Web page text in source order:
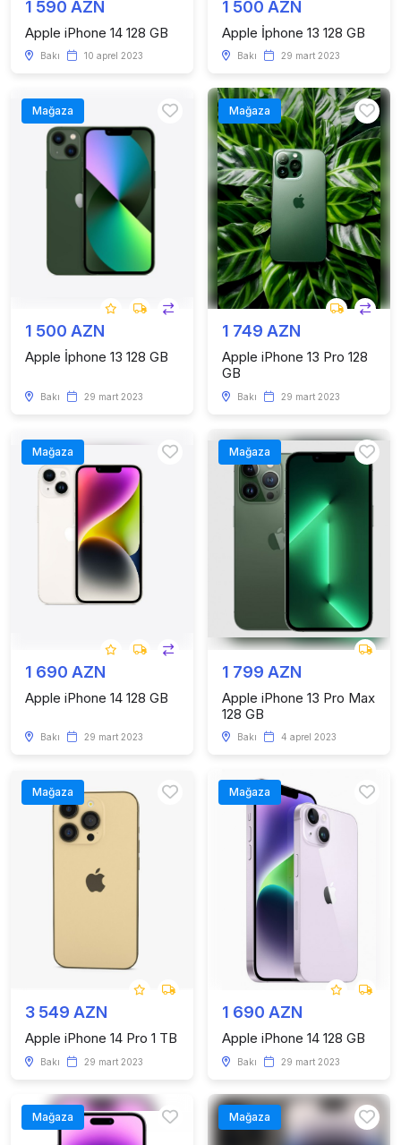
1 590 AZN
Apple iPhone 14 128 GB
Bakı 10 aprel 2023
1 500 AZN
Apple İphone 13 128 GB
Bakı 29 mart 2023
Mağaza
1 500 AZN
Apple İphone 13 128 GB
Bakı 29 mart 2023
Mağaza
1 749 AZN
Apple iPhone 13 Pro 128
GB
Bakı 29 mart 2023
Mağaza
1 690 AZN
Apple iPhone 14 128 GB
Bakı 29 mart 2023
Mağaza
1 799 AZN
Apple iPhone 13 Pro Max
128 GB
Bakı 4 aprel 2023
Mağaza
3 549 AZN
Apple iPhone 14 Pro 1 TB
Bakı 29 mart 2023
Mağaza
1 690 AZN
Apple iPhone 14 128 GB
Bakı 29 mart 2023
Mağaza Mağaza